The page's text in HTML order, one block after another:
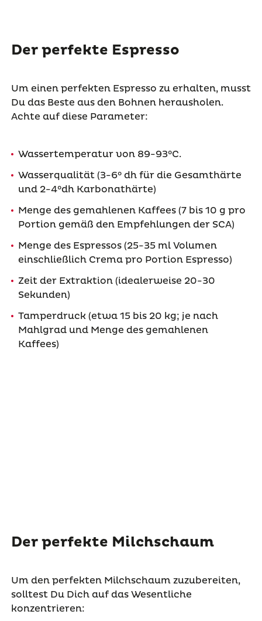
Der perfekte Espresso
Um einen perfekten Espresso zu erhalten, musst
Du das Beste aus den Bohnen herausholen.
Achte auf diese Parameter:
Wassertemperatur von 89-93°C.
Wasserqualität (3-6° dh für die Gesamthärte
und 2-4°dh Karbonathärte)
Menge des gemahlenen Kaffees (7 bis 10 g pro
Portion gemäß den Empfehlungen der SCA)
Menge des Espressos (25-35 ml Volumen
einschließlich Crema pro Portion Espresso)
Zeit der Extraktion (idealerweise 20-30
Sekunden)
Tamperdruck (etwa 15 bis 20 kg; je nach
Mahlgrad und Menge des gemahlenen
Kaffees)
Der perfekte Milchschaum
Um den perfekten Milchschaum zuzubereiten,
solltest Du Dich auf das Wesentliche
konzentrieren: